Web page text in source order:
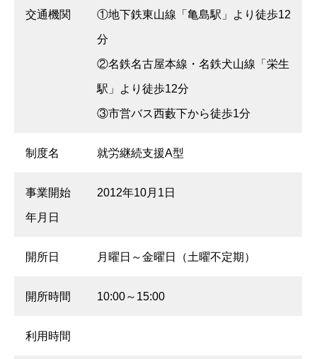
交通機関 ①地下鉄東山線「亀島駅」より徒歩12
分
②名鉄名古屋本線・名鉄犬山線「栄生
駅」より徒歩12分
③市営バス西藪下から徒歩1分
制度名 就労継続支援A型
事業開始
年月日
2012年10月1日
開所日 月曜日～金曜日（土曜不定期）
開所時間 10:00～15:00
利用時間